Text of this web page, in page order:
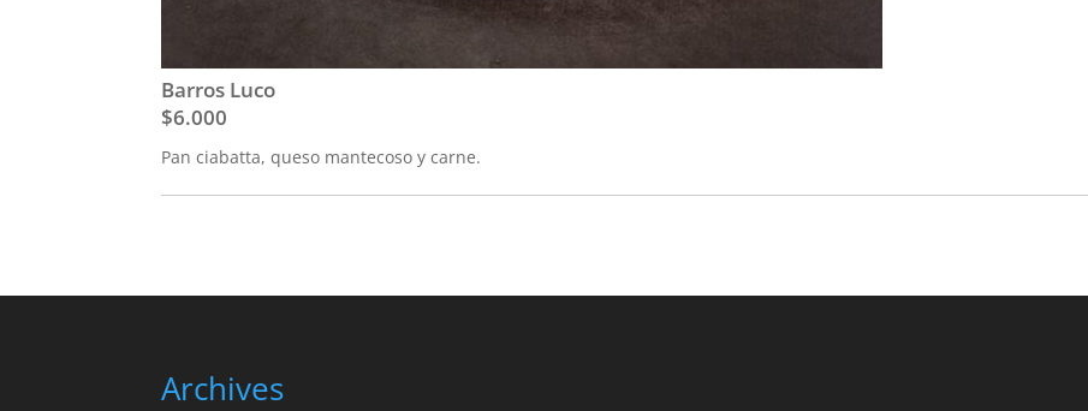
Barros Luco
$6.000
Pan ciabatta, queso mantecoso y carne.
Archives